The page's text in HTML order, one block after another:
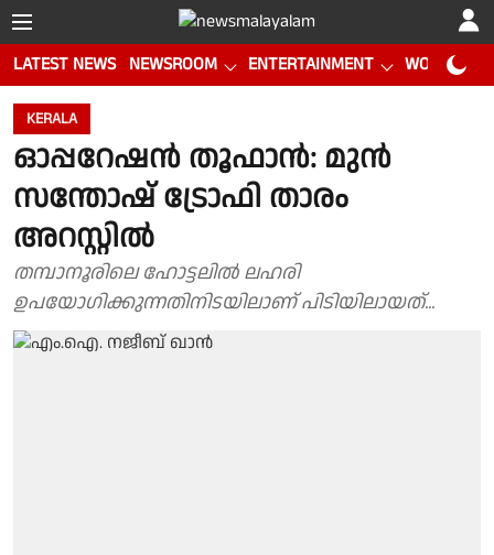
LATEST NEWS NEWSROOM ENTERTAINMENT WORLD CUP
KERALA
ഓപ്പറേഷൻ തൂഫാൻ: മുൻ
സന്തോഷ് ട്രോഫി താരം
അറസ്റ്റിൽ
തമ്പാനൂരിലെ ഹോട്ടലിൽ ലഹരി
ഉപയോഗിക്കുന്നതിനിടയിലാണ് പിടിയിലായത്...